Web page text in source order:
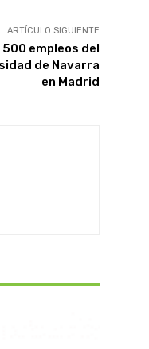
ARTÍCULO SIGUIENTE
empleos del
de Navarra
en Madrid